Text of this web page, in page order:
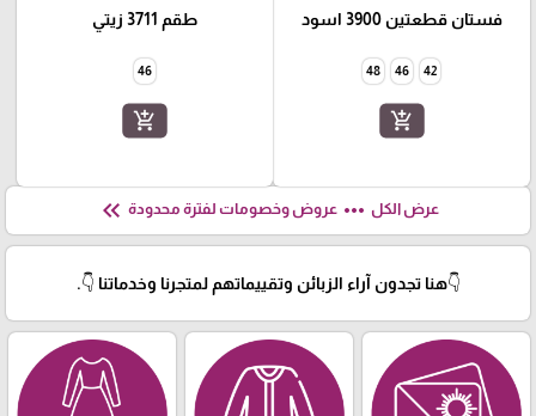
فستان قطعتين 3900 اسود
42
46
48
add_shopping_cart
طقم 3711 زيتي
46
add_shopping_cart
عرض الكل more_horiz عروض وخصومات لفترة محدودة keyboard_double_arrow_left
👇هنا تجدون آراء الزبائن وتقييماتهم لمتجرنا وخدماتنا 👇.